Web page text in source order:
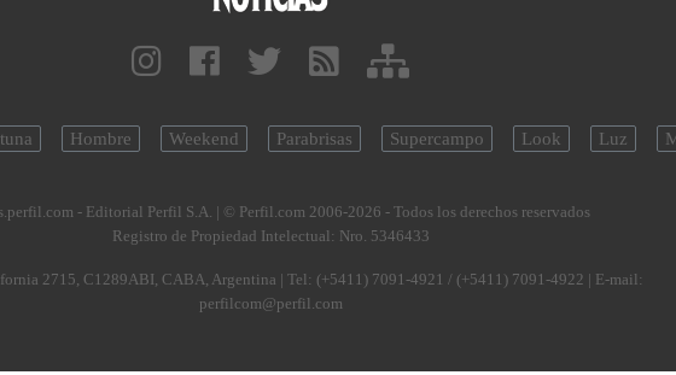
Hombre Weekend Parabrisas Supercampo Look Luz
- Editorial Perfil S.A. | © Perfil.com 2006-2026 - Todos los derechos reservados
Registro de Propiedad Intelectual: Nro. 5346433
2715, C1289ABI, CABA, Argentina | Tel: (+5411) 7091-4921 / (+5411) 7091-4922 | E-mail:
perfilcom@perfil.com